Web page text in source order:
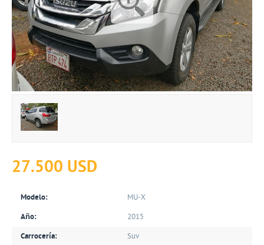
27.500 USD
Modelo: MU-X
Año: 2015
Carrocería: Suv